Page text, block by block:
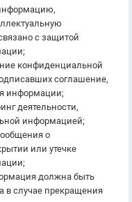
с защитой
конфиденциальной
соглашение,
информации;
деятельности,
информацией;
о
или утечке
должна быть
в случае прекращения